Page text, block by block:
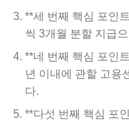
**세 번째 핵심 포인
씩 3개월 분할 지급
**네 번째 핵심 포인
년 이내에 관할 고용
다.
**다섯 번째 핵심 포